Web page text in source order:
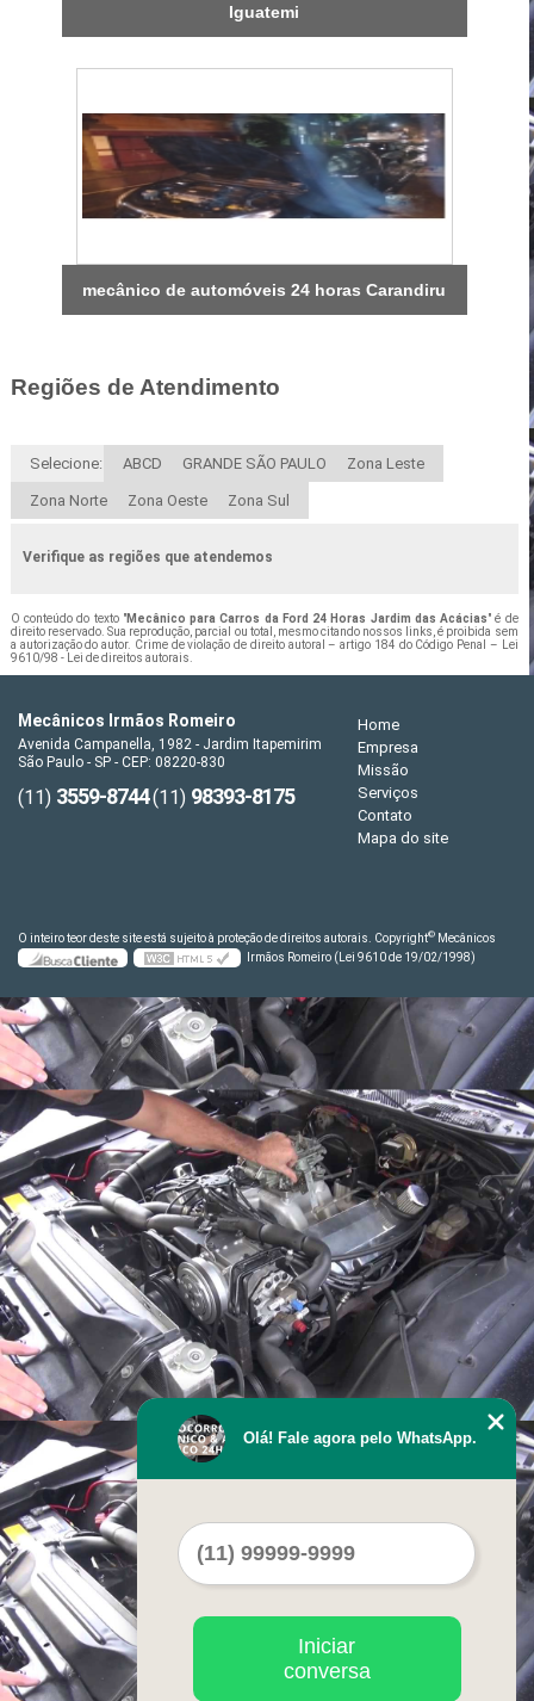
Iguatemi
mecânico de automóveis 24 horas Carandiru
Regiões de Atendimento
Selecione: ABCD GRANDE SÃO PAULO Zona Leste
Zona Norte Zona Oeste Zona Sul
Verifique as regiões que atendemos
O conteúdo do texto "Mecânico para Carros da Ford 24 Horas Jardim das Acácias" é de
direito reservado. Sua reprodução, parcial ou total, mesmo citando nossos links, é proibida sem
a autorização do autor. Crime de violação de direito autoral – artigo 184 do Código Penal – Lei
9610/98 - Lei de direitos autorais.
Mecânicos Irmãos Romeiro
Avenida Campanella, 1982 - Jardim Itapemirim
São Paulo - SP - CEP: 08220-830
(11) 3559-8744(11) 98393-8175
Home
Empresa
Missão
Serviços
Contato
Mapa do site
O inteiro teor deste site está sujeito à proteção de direitos autorais. Copyright© Mecânicos
Irmãos Romeiro (Lei 9610 de 19/02/1998)
Olá! Fale agora pelo WhatsApp.
Iniciar
conversa